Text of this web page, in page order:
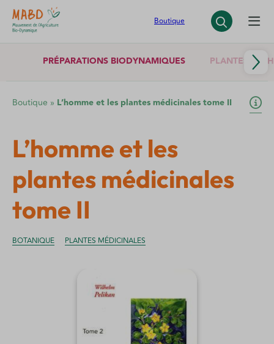
Panneau de gestion des cookies
Boutique
PRÉPARATIONS BIODYNAMIQUES PLANTES
Boutique » L’homme et les plantes médicinales tome II
L’homme et les
plantes médicinales
tome II
BOTANIQUE PLANTES MÉDICINALES